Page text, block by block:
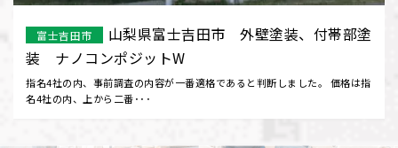
富士吉田市
山梨県富士吉田市 外壁塗装、付帯部塗
装 ナノコンポジットW
指名4社の内、事前調査の内容が一番適格であると判断しました。 価格は指
名4社の内、上から二番･･･